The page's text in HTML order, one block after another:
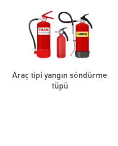
Araç tipi yangın söndürme
tüpü